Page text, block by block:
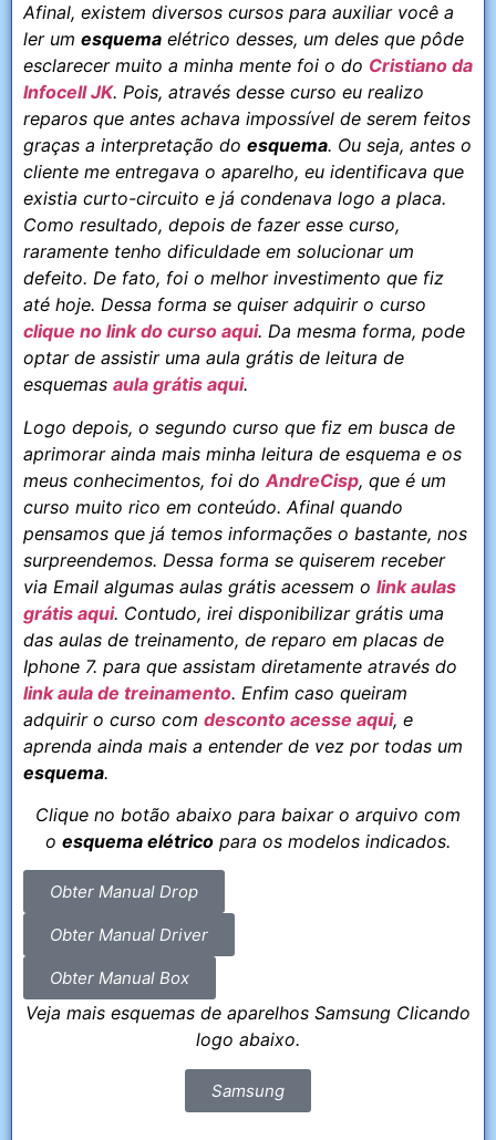
Afinal, existem diversos cursos para auxiliar você a
ler um esquema elétrico desses, um deles que pôde
esclarecer muito a minha mente foi o do Cristiano da
Infocell JK. Pois, através desse curso eu realizo
reparos que antes achava impossível de serem feitos
graças a interpretação do esquema. Ou seja, antes o
cliente me entregava o aparelho, eu identificava que
existia curto-circuito e já condenava logo a placa.
Como resultado, depois de fazer esse curso,
raramente tenho dificuldade em solucionar um
defeito. De fato, foi o melhor investimento que fiz
até hoje. Dessa forma se quiser adquirir o curso
clique no link do curso aqui. Da mesma forma, pode
optar de assistir uma aula grátis de leitura de
esquemas aula grátis aqui.
Logo depois, o segundo curso que fiz em busca de
aprimorar ainda mais minha leitura de esquema e os
meus conhecimentos, foi do AndreCisp, que é um
curso muito rico em conteúdo. Afinal quando
pensamos que já temos informações o bastante, nos
surpreendemos. Dessa forma se quiserem receber
via Email algumas aulas grátis acessem o link aulas
grátis aqui. Contudo, irei disponibilizar grátis uma
das aulas de treinamento, de reparo em placas de
Iphone 7. para que assistam diretamente através do
link aula de treinamento. Enfim caso queiram
adquirir o curso com desconto acesse aqui, e
aprenda ainda mais a entender de vez por todas um
esquema.
Clique no botão abaixo para baixar o arquivo com
o esquema elétrico para os modelos indicados.
Obter Manual Drop
Obter Manual Driver
Obter Manual Box
Veja mais esquemas de aparelhos Samsung Clicando
logo abaixo.
Samsung